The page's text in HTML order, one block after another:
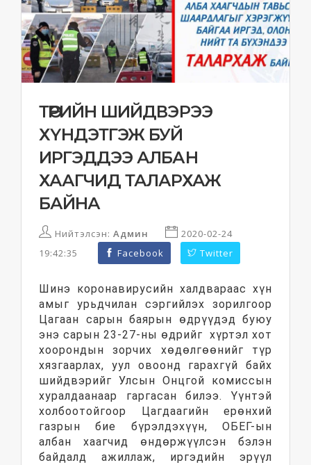
ТӨРИЙН ШИЙДВЭРЭЭ
ХҮНДЭТГЭЖ БУЙ
ИРГЭДДЭЭ АЛБАН
ХААГЧИД ТАЛАРХАЖ
БАЙНА
Нийтэлсэн: Админ
2020-02-24
19:42:35
Facebook Twitter
Шинэ коронавирусийн халдвараас хүн
амыг урьдчилан сэргийлэх зорилгоор
Цагаан сарын баярын өдрүүдэд буюу
энэ сарын 23-27-ны өдрийг хүртэл хот
хоорондын зорчих хөдөлгөөнийг түр
хязгаарлах, уул овоонд гарахгүй байх
шийдвэрийг Улсын Онцгой комиссын
хуралдаанаар гаргасан билээ. Үүнтэй
холбоотойгоор Цагдаагийн ерөнхий
газрын бие бүрэлдэхүүн, ОБЕГ-ын
албан хаагчид өндөржүүлсэн бэлэн
байдалд ажиллаж, иргэдийн эрүүл